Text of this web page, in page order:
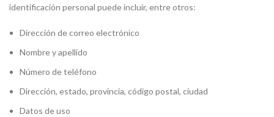
identificación personal puede incluir, entre otros:
Dirección de correo electrónico
Nombre y apellido
Número de teléfono
Dirección, estado, provincia, código postal, ciudad
Datos de uso